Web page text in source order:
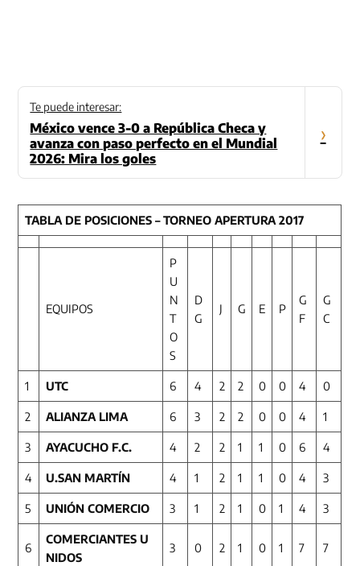
Te puede interesar:
México vence 3-0 a República Checa y
avanza con paso perfecto en el Mundial
2026: Mira los goles
›
TABLA DE POSICIONES – TORNEO APERTURA 2017
EQUIPOS
P
U
N
T
O
S
D
G
J G E P
G
F
G
C
1 UTC 6 4 2 2 0 0 4 0
2 ALIANZA LIMA 6 3 2 2 0 0 4 1
3 AYACUCHO F.C. 4 2 2 1 1 0 6 4
4 U.SAN MARTÍN 4 1 2 1 1 0 4 3
5 UNIÓN COMERCIO 3 1 2 1 0 1 4 3
6
COMERCIANTES U
NIDOS
3 0 2 1 0 1 7 7